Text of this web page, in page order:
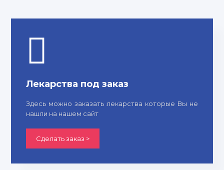
Лекарства под заказ
Здесь можно заказать лекарства которые Вы не
нашли на нашем сайт
Сделать заказ >